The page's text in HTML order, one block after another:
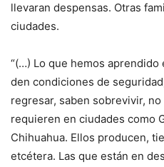
llevaran despensas. Otras
ciudades.
“(…) Lo que hemos
den condiciones de
regresar, saben sobrevivir,
requieren en ciudades como
Chihuahua. Ellos producen,
etcétera. Las que están en